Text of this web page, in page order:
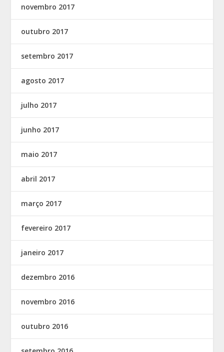
novembro 2017
outubro 2017
setembro 2017
agosto 2017
julho 2017
junho 2017
maio 2017
abril 2017
março 2017
fevereiro 2017
janeiro 2017
dezembro 2016
novembro 2016
outubro 2016